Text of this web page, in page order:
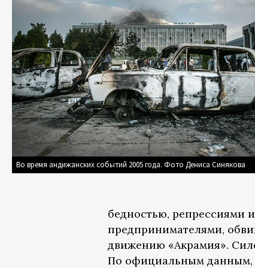
Во время андижанских событий 2005 года. Фото Дениса Синякова
бедностью, репрессиями
предпринимателями,
движению «Акрамия».
По официальным данным,